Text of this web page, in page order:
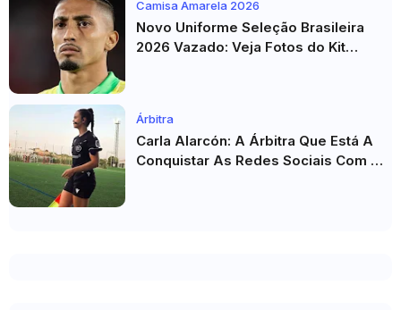
Camisa Amarela 2026
Novo Uniforme Seleção Brasileira
2026 Vazado: Veja Fotos do Kit
Árbitra
Carla Alarcón: A Árbitra Que Está A
Conquistar As Redes Sociais Com O